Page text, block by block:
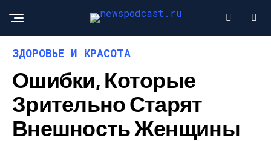
ЗДОРОВЬЕ И КРАСОТА
Ошибки, Которые
Зрительно Старят
Внешность Женщины